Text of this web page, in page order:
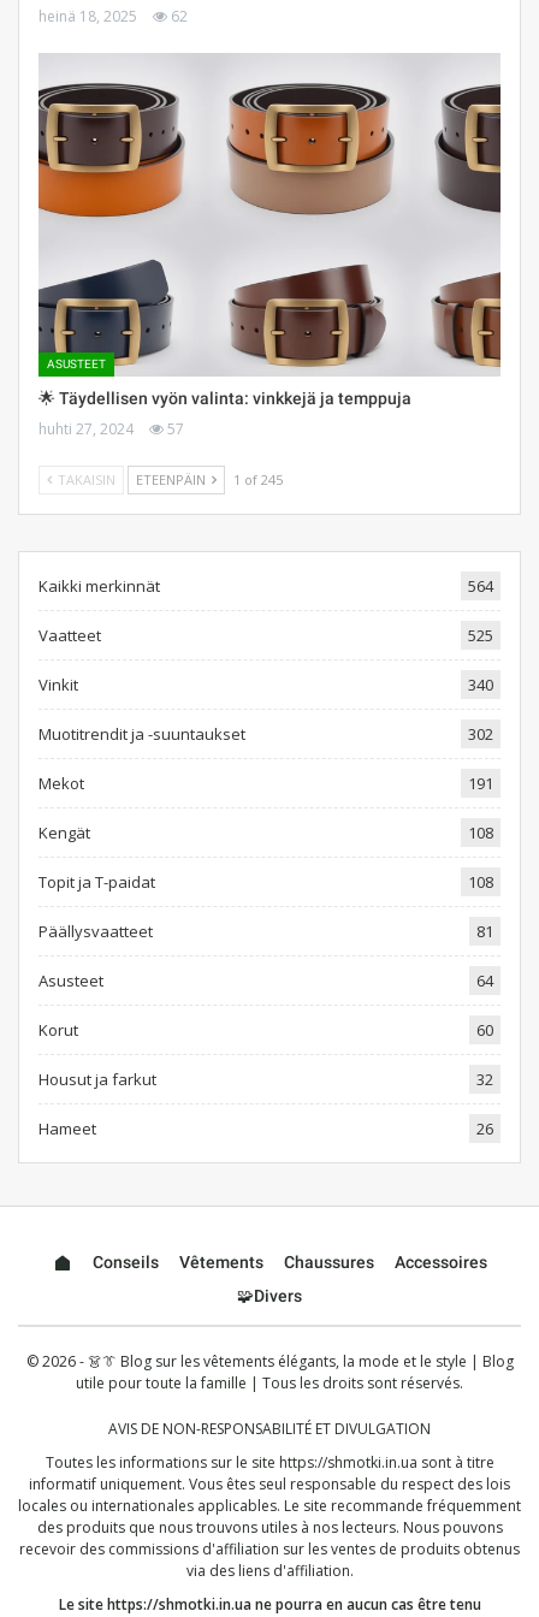
heinä 18, 2025 62
ASUSTEET
🌟 Täydellisen vyön valinta: vinkkejä ja temppuja
huhti 27, 2024 57
TAKAISIN ETEENPÄIN 1 of 245
Kaikki merkinnät 564
Vaatteet 525
Vinkit 340
Muotitrendit ja -suuntaukset 302
Mekot 191
Kengät 108
Topit ja T-paidat 108
Päällysvaatteet 81
Asusteet 64
Korut 60
Housut ja farkut 32
Hameet 26
Conseils Vêtements Chaussures
Accessoires
🧩Divers
© 2026 - 👗👔 Blog sur les vêtements élégants, la mode et le style | Blog
utile pour toute la famille | Tous les droits sont réservés.
AVIS DE NON-RESPONSABILITÉ ET DIVULGATION
Toutes les informations sur le site https://shmotki.in.ua sont à titre
informatif uniquement. Vous êtes seul responsable du respect des lois
locales ou internationales applicables. Le site recommande fréquemment
des produits que nous trouvons utiles à nos lecteurs. Nous pouvons
recevoir des commissions d'affiliation sur les ventes de produits obtenus
via des liens d'affiliation.
Le sitehttps://shmotki.in.uane pourra en aucun cas être tenu